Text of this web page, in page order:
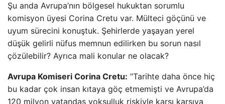
Şu anda Avrupa’nın bölgesel hukuktan sorumlu
komisyon üyesi Corina Cretu var. Mülteci göçünü ve
uyum sürecini konuştuk. Şehirlerde yaşayan yerel
düşük gelirli nüfus memnun edilirken bu sorun nasıl
çözülebilir? Ayrıca mali konular ne olacak?
Avrupa Komiseri Corina Cretu: ”Tarihte daha önce hiç
bu kadar çok insan kıtaya göç etmemişti ve Avrupa’da
120 milyon vatandaş yoksulluk riskiyle karşı karşıya